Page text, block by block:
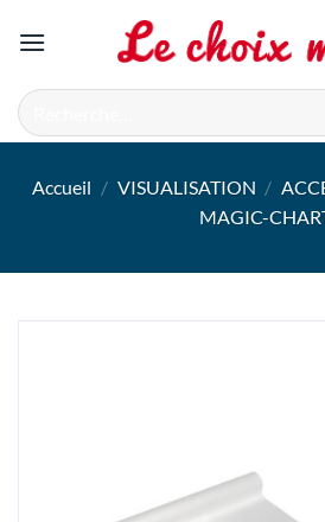
Recherche
pour :
Accueil / VISUALISATION /
MAGIC-